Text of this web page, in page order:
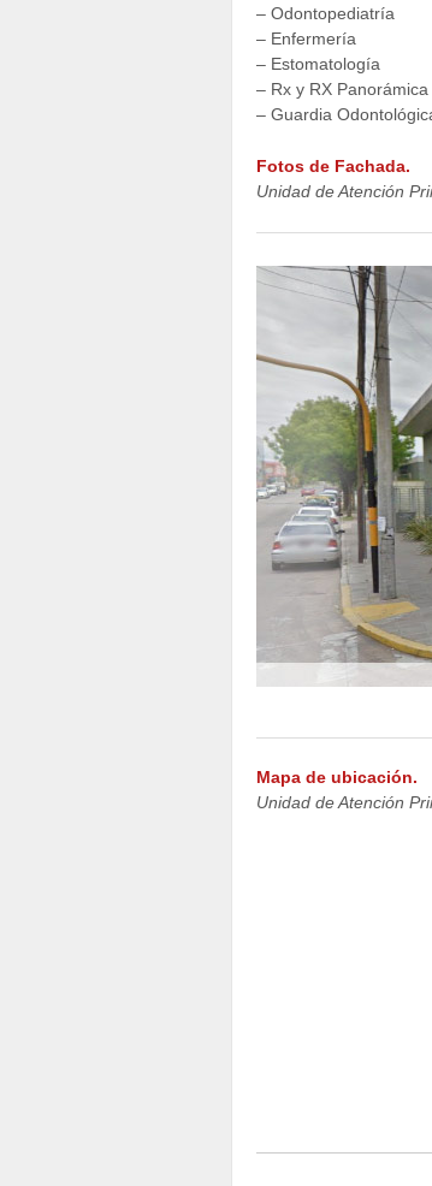
– Odontopediatría
– Enfermería
– Estomatología
– Rx y RX Panorámica
– Guardia
Fotos de Fachada.
Unidad de Atención
Mapa de ubicación.
Unidad de Atención